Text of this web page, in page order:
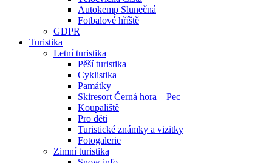
Autokemp Slunečná
Fotbalové hříště
GDPR
Turistika
Letní turistika
Pěší turistika
Cyklistika
Památky
Skiresort Černá hora – Pec
Koupaliště
Pro děti
Turistické známky a vizitky
Fotogalerie
Zimní turistika